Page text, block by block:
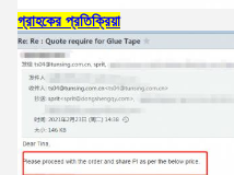
গ্রাহকের প্রতিক্রিয়া